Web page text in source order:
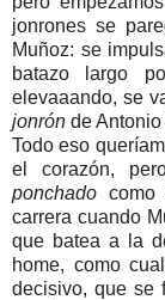
jonrones se
Muñoz: se
batazo largo
elevaaando, se
jonrón de Antonio
Todo eso
el corazón,
ponchado como
carrera cuando
que batea a la
home, como
decisivo, que se